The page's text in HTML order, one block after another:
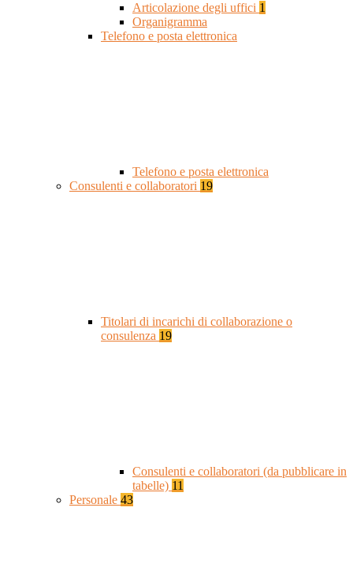
Articolazione degli uffici 1
Organigramma
Telefono e posta elettronica
Telefono e posta elettronica
Consulenti e collaboratori 19
Titolari di incarichi di collaborazione o
consulenza 19
Consulenti e collaboratori (da pubblicare in
tabelle) 11
Personale 43